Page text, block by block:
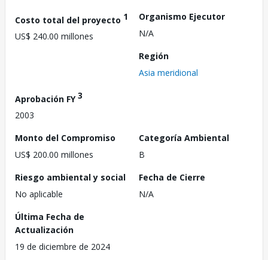
Costo total del proyecto 1
US$ 240.00 millones
Organismo Ejecutor
N/A
Región
Asia meridional
Aprobación FY3
2003
Monto del Compromiso
US$ 200.00 millones
Categoría Ambiental
B
Riesgo ambiental y social
No aplicable
Fecha de Cierre
N/A
Última Fecha de
Actualización
19 de diciembre de 2024